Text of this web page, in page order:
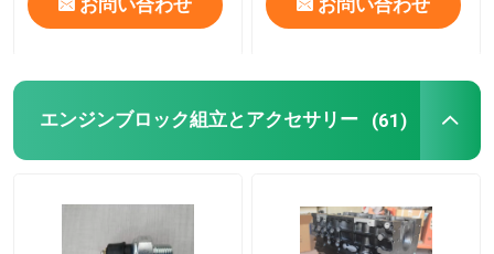
お問い合わせ お問い合わせ
エンジンブロック組立とアクセサリー (61)